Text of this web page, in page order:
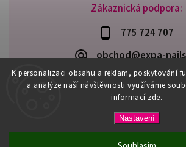
K personalizaci obsahu a reklam, poskytování
a analýze naší návštěvnosti využíváme
informací zde.
Nastavení
Zákaznická podpora:
775 724 707
obchod@expa-
Expanails.cz. Všechna
Upravit nastavení
VytvořilShoptet | Design